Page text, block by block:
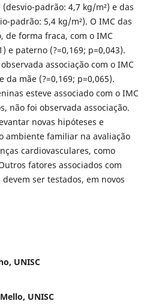
padrão: 4,7 kg/m²) e das
padrão: 5,4 kg/m²). O IMC das
de forma fraca, com o IMC
e paterno (?=0,169; p=0,043).
associação com o IMC
da mãe (?=0,169; p=0,065).
esteve associado com o IMC
não foi observada associação.
novas hipóteses e
ambiente familiar na avaliação
cardiovasculares, como
fatores associados com
ser testados, em novos
UNISC
UNISC